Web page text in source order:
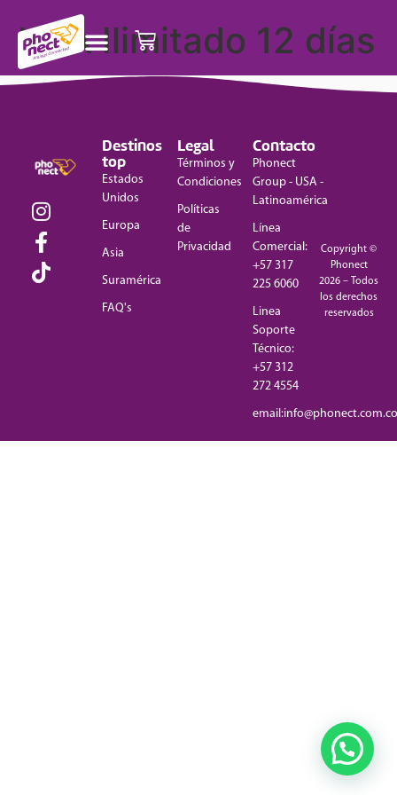
USA Ilimitado 12 días
Destinos
top
Estados
Unidos
Europa
Asia
Suramérica
FAQ's
Legal
Términos y
Condiciones
Políticas
de
Privacidad
Contacto
Phonect
Group - USA -
Latinoamérica
Línea
Comercial:
+57 317
225 6060
Linea
Soporte
Técnico:
+57 312
272 4554
email:info@phonect.com.co
Copyright ©
Phonect
2026 – Todos
los derechos
reservados